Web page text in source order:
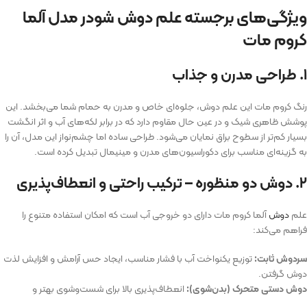
ویژگی‌های برجسته علم دوش شودر مدل آلما
کروم مات
۱. طراحی مدرن و جذاب
رنگ کروم مات این علم دوش، جلوه‌ای خاص و مدرن به حمام شما می‌بخشد. این
پوشش ظاهری شیک و در عین حال مقاوم دارد که در برابر لکه‌های آب و اثر انگشت
بسیار کم‌تر از سطوح براق نمایان می‌شود. طراحی ساده اما چشم‌نواز این مدل، آن را
به گزینه‌ای مناسب برای دکوراسیون‌های مدرن و مینیمال تبدیل کرده است.
۲. دوش دو منظوره – ترکیب راحتی و انعطاف‌پذیری
علمدوشآلما کروم مات دارای دو خروجی آب است که امکان استفاده متنوع را
فراهم می‌کند:
سردوش ثابت:توزیع یکنواخت آب با فشار مناسب، ایجاد حس آرامش و افزایش لذت
دوش گرفتن.
دوش دستی متحرک (بدن‌شوی): انعطاف‌پذیری بالا برای شست‌وشوی بهتر و